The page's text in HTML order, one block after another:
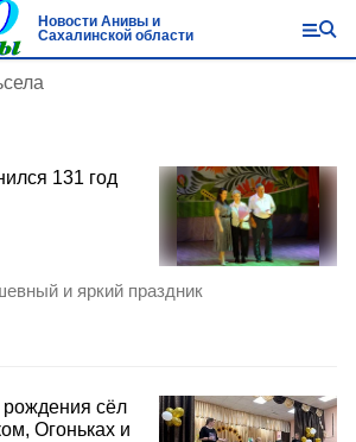
Новости Анивы и
Сахалинской области
131 год
и яркий праздник
сёл
Огоньках и